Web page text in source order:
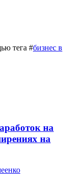
тега #бизнес в
на
на